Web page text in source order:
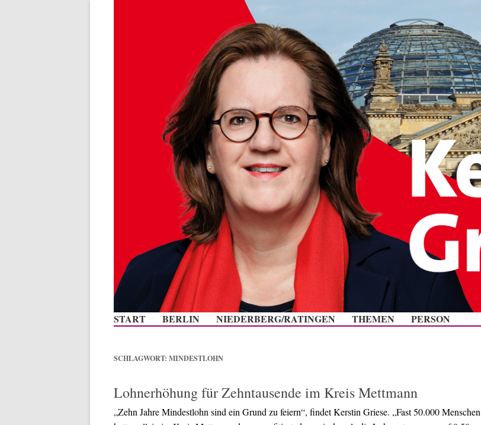
Zum Inhalt springen
START BERLIN NIEDERBERG/RATINGEN THEMEN PERSON
SCHLAGWORT: MINDESTLOHN
Lohnerhöhung für Zehntausende im Kreis Mettmann
„Zehn Jahre Mindestlohn sind ein Grund zu feiern“, findet Kerstin Griese. „Fast 50.000 Menschen